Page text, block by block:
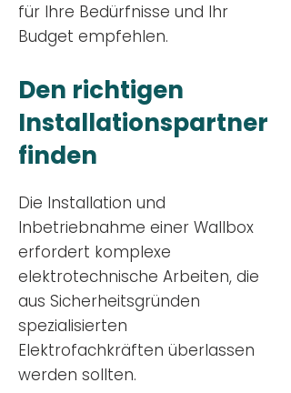
für Ihre Bedürfnisse und Ihr
Budget empfehlen.
Den richtigen
Installationspartner
finden
Die Installation und
Inbetriebnahme einer Wallbox
erfordert komplexe
elektrotechnische Arbeiten, die
aus Sicherheitsgründen
spezialisierten
Elektrofachkräften überlassen
werden sollten.